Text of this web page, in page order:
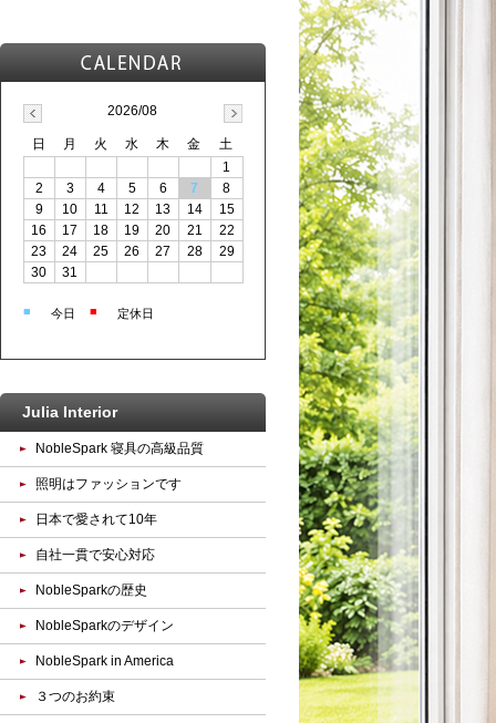
2026/08
日 月 火 水 木 金
土
1
2
3 4 5 6 7
8
9
10 11 12 13 14
15
16
17 18 19 20 21
22
23
24 25 26 27 28
29
30
31
■ 今日 ■ 定休日
Julia Interior
NobleSpark 寝具の高級品質
照明はファッションです
日本で愛されて10年
自社一貫で安心対応
NobleSparkの歴史
NobleSparkのデザイン
NobleSpark in America
３つのお約束